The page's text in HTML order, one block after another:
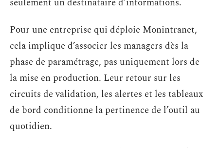
Pour une entreprise qui déploie Monintranet,
cela implique d’associer les managers dès la
phase de paramétrage, pas uniquement lors de
la mise en production. Leur retour sur les
circuits de validation, les alertes et les tableaux
de bord conditionne la pertinence de l’outil au
quotidien.